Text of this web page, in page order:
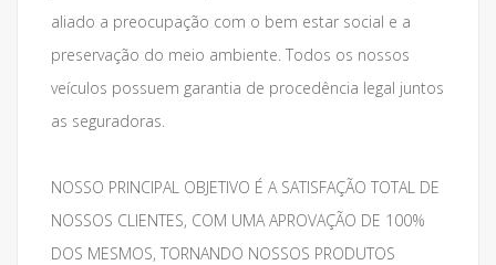
aliado a preocupação com o bem estar social e a
preservação do meio ambiente. Todos os nossos
veículos possuem garantia de procedência legal juntos
as seguradoras.
NOSSO PRINCIPAL OBJETIVO É A SATISFAÇÃO TOTAL DE
NOSSOS CLIENTES, COM UMA APROVAÇÃO DE 100%
DOS MESMOS, TORNANDO NOSSOS PRODUTOS